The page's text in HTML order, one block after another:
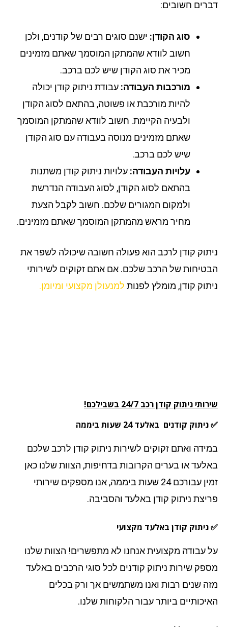
חשובים:
סוג הקודן:ישנם סוגים רבים של קודנים, ולכן
חשוב לוודא שהמתקן המוסמך שאתם מזמינים
מכיר את סוג הקודן שיש לכם ברכב.
מורכבות העבודה:עבודת ניתוק קודן יכולה
להיות מורכבת או פשוטה, בהתאם לסוג הקודן
ולבעיה הקיימת. חשוב לוודא שהמתקן המוסמך
שאתם מזמינים מנוסה בעבודה עם סוג הקודן
שיש לכם ברכב.
עלויות העבודה:עלויות ניתוק קודן משתנות
בהתאם לסוג הקודן, לסוג העבודה הנדרשת
ולמקום המגורים שלכם. חשוב לקבל הצעת
מחיר מראש מהמתקן המוסמך שאתם מזמינים.
קודן לרכב הוא פעולה חשובה שיכולה לשפר את
של הרכב שלכם. אם אתם זקוקים לשירותי
קודן, מומלץ לפנותלמנעולן מקצועי ומיומן.
ניתוק קודן רכב 24/7 בשבילכם!
קודנים באלעד 24 שעות ביממה
ואתם זקוקים לשירות ניתוק קודן לרכב שלכם
או בערים הקרובות בדחיפות, הצוות שלנו כאן
זמין עבורכם 24 שעות ביממה, אנו מספקים שירותי
ניתוק קודן באלעד והסביבה.
ניתוק קודן באלעד מקצועי
עבודה מקצועית אנחנו לא מתפשרים! הצוות שלנו
שירות ניתוק קודנים לכל סוגי הרכבים באלעד
שנים רבות ואנו משתמשים אך ורק בכלים
ביותר עבור הלקוחות שלנו.